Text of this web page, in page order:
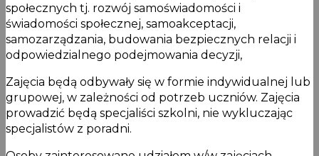
społecznych tj. rozwój samoświadomości i
świadomości społecznej, samoakceptacji,
samozarządzania, budowania bezpiecznych relacji i
odpowiedzialnego podejmowania decyzji,
Zajęcia będą odbywały się w formie indywidualnej lub
grupowej, w zależności od potrzeb uczniów. Zajęcia
prowadzić będą specjaliści szkolni, nie wykluczając
specjalistów z poradni.